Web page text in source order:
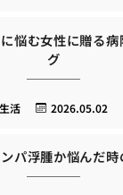
悩む女性に贈る病
グ
2026.05.02
生活
パ浮腫か悩んだ